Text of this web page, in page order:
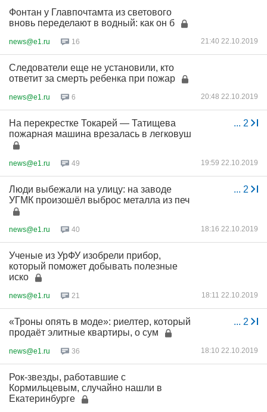
Фонтан у Главпочтамта из светового
вновь переделают в водный: как он б
news@e1.ru 16 21:40 22.10.2019
Следователи еще не установили, кто
ответит за смерть ребенка при пожар
news@e1.ru 6 20:48 22.10.2019
... 2
На перекрестке Токарей — Татищева
пожарная машина врезалась в легковуш
news@e1.ru 49 19:59 22.10.2019
... 2
Люди выбежали на улицу: на заводе
УГМК произошёл выброс металла из печ
news@e1.ru 40 18:16 22.10.2019
Ученые из УрФУ изобрели прибор,
который поможет добывать полезные
иско
news@e1.ru 21 18:11 22.10.2019
... 2
«Троны опять в моде»: риелтер, который
продаёт элитные квартиры, о сум
news@e1.ru 36 18:10 22.10.2019
Рок-звезды, работавшие с
Кормильцевым, случайно нашли в
Екатеринбурге